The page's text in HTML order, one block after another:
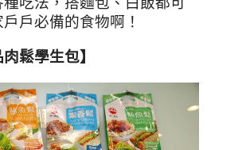
戶必備的食物啊！
肉鬆學生包】